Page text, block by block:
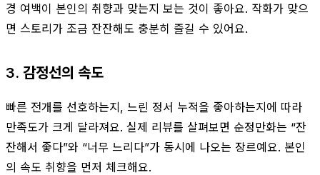
경 여백이 본인의 취향과 맞는지 보는 것이 좋아요. 작화가 맞으
면 스토리가 조금 잔잔해도 충분히 즐길 수 있어요.
3. 감정선의 속도
빠른 전개를 선호하는지, 느린 정서 누적을 좋아하는지에 따라
만족도가 크게 달라져요. 실제 리뷰를 살펴보면 순정만화는 “잔
잔해서 좋다”와 “너무 느리다”가 동시에 나오는 장르예요. 본인
의 속도 취향을 먼저 체크해요.